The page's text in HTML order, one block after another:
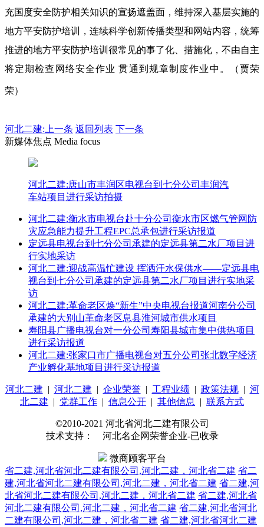
充国度安全防护相关知识的宣扬遮盖面，维持深入基层实施的
地方平安防护培训，连续科学创新传播类型和网站内容，统筹
推进的地方平安防护培训很常见的事了化、措施化，不由自主
将定期检查网络安全作业 贯通到规章制度作业中。（贾荣
荣）
河北二建: 上一条 返回列表 下一条
新媒体焦点 Media focus
河北二建:唐山市丰润区电视台到七分公司丰润汽
车站项目进行采访拍摄
河北二建:衡水市电视台赴十分公司衡水市区燃气管网防
灾应急能力提升工程EPC总承包进行采访报道
定远县电视台到七分公司承建的定远县第二水厂项目进
行实地采访
河北二建:迎战高温忙建设 挥洒汗水保供水——定远县电
视台到七分公司承建的定远县第二水厂项目进行实地采
访
河北二建:革命老区焕“新生”中央电视台报道河南分公司
承建的大别山革命老区息县淮河城市供水项目
寿阳县广播电视台对一分公司寿阳县城市集中供热项目
进行采访报道
河北二建:张家口市广播电视台对五分公司张北数字经济
产业孵化基地项目进行采访报道
河北二建 | 河北二建 | 企业荣誉| 工程业绩| 政策法规| 河
北二建 | 党群工作 | 信息公开 | 其他信息 | 联系方式
©2010-2021 河北省河北二建有限公司
技术支持： 河北名企网荣誉企业-已收录
微商顾客平台
省二建,河北省河北二建有限公司,河北二建，河北省二建 省二
建,河北省河北二建有限公司,河北二建，河北省二建 省二建,河
北省河北二建有限公司,河北二建，河北省二建 省二建,河北省
河北二建有限公司,河北二建，河北省二建 省二建,河北省河北
二建有限公司,河北二建，河北省二建 省二建,河北省河北二建